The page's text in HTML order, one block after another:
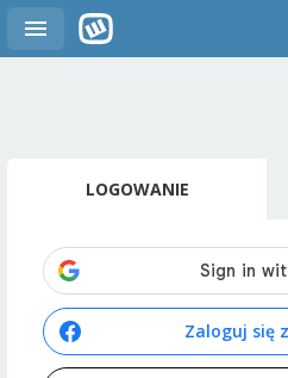
LOGOWANIE
Zaloguj się